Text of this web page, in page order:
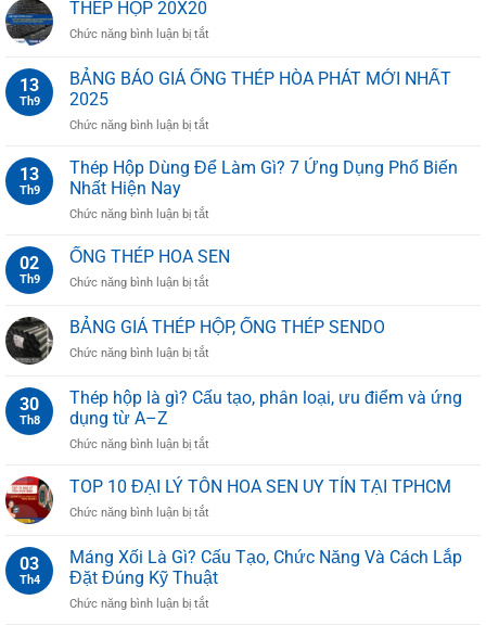
THÉP HỘP 20X20
Chức năng bình luận bị tắt
HỘP
20X20
13
Th9
BẢNG BÁO GIÁ ỐNG THÉP HÒA PHÁT MỚI NHẤT
2025
Chức năng bình luận bị tắt
BÁO
THÉP
PHÁT
NHẤT
13
Th9
Thép Hộp Dùng Để Làm Gì? 7 Ứng Dụng Phổ Biến
Nhất Hiện Nay
Chức năng bình luận bị tắt
Hộp
Để
Gì?
Ứng
Phổ
Hiện
02
Th9
ỐNG THÉP HOA SEN
Chức năng bình luận bị tắt
THÉP
HOA
SEN
BẢNG GIÁ THÉP HỘP, ỐNG THÉP SENDO
Chức năng bình luận bị tắt
GIÁ
THÉP
ỐNG
SENDO
30
Th8
Thép hộp là gì? Cấu tạo, phân loại, ưu điểm và ứng
dụng từ A–Z
Chức năng bình luận bị tắt
hộp
gì?
tạo,
phân
loại,
ưu
TOP 10 ĐẠI LÝ TÔN HOA SEN UY TÍN TẠI TPHCM
Chức năng bình luận bị tắt
10
ĐẠI
LÝ
TÔN
03
Th4
Máng Xối Là Gì? Cấu Tạo, Chức Năng Và Cách Lắp
Đặt Đúng Kỹ Thuật
Chức năng bình luận bị tắt